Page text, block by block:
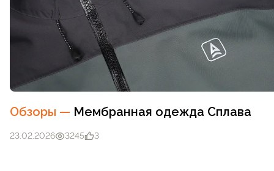
Обзоры — Мембранная одежда Сплава
23.02.2026 3245 3